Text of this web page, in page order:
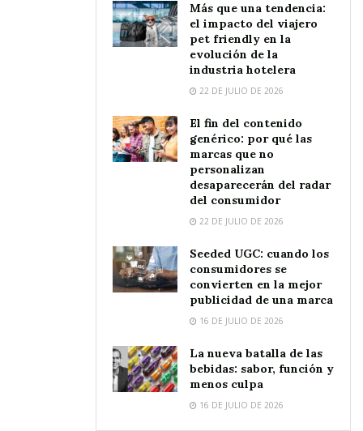
Más que una tendencia:
el impacto del viajero
pet friendly en la
evolución de la
industria hotelera
22 DE JULIO DE 2026
El fin del contenido
genérico: por qué las
marcas que no
personalizan
desaparecerán del radar
del consumidor
22 DE JULIO DE 2026
Seeded UGC: cuando los
consumidores se
convierten en la mejor
publicidad de una marca
16 DE JULIO DE 2026
La nueva batalla de las
bebidas: sabor, función y
menos culpa
16 DE JULIO DE 2026